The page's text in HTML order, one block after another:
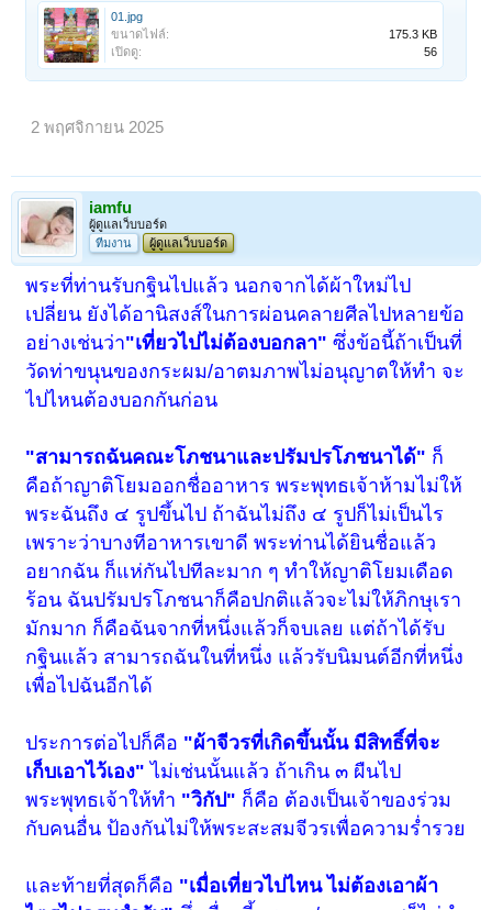
01.jpg
ขนาดไฟล์:
175.3 KB
เปิดดู:
56
2 พฤศจิกายน 2025
iamfu
ผู้ดูแลเว็บบอร์ด
ทีมงาน
ผู้ดูแลเว็บบอร์ด
พระที่ท่านรับกฐินไปแล้ว นอกจากได้ผ้าใหม่ไป
เปลี่ยน ยังได้อานิสงส์ในการผ่อนคลายศีลไปหลายข้อ
อย่างเช่นว่า"เที่ยวไปไม่ต้องบอกลา" ซึ่งข้อนี้ถ้าเป็นที่
วัดท่าขนุนของกระผม/อาตมภาพไม่อนุญาตให้ทำ จะ
ไปไหนต้องบอกกันก่อน
"สามารถฉันคณะโภชนาและปรัมปรโภชนาได้" ก็
คือถ้าญาติโยมออกชื่ออาหาร พระพุทธเจ้าห้ามไม่ให้
พระฉันถึง ๔ รูปขึ้นไป ถ้าฉันไม่ถึง ๔ รูปก็ไม่เป็นไร
เพราะว่าบางทีอาหารเขาดี พระท่านได้ยินชื่อแล้ว
อยากฉัน ก็แห่กันไปทีละมาก ๆ ทำให้ญาติโยมเดือด
ร้อน ฉันปรัมปรโภชนาก็คือปกติแล้วจะไม่ให้ภิกษุเรา
มักมาก ก็คือฉันจากที่หนึ่งแล้วก็จบเลย แต่ถ้าได้รับ
กฐินแล้ว สามารถฉันในที่หนึ่ง แล้วรับนิมนต์อีกที่หนึ่ง
เพื่อไปฉันอีกได้
ประการต่อไปก็คือ "ผ้าจีวรที่เกิดขึ้นนั้น มีสิทธิ์ที่จะ
เก็บเอาไว้เอง" ไม่เช่นนั้นแล้ว ถ้าเกิน ๓ ผืนไป
พระพุทธเจ้าให้ทำ "วิกัป" ก็คือ ต้องเป็นเจ้าของร่วม
กับคนอื่น ป้องกันไม่ให้พระสะสมจีวรเพื่อความร่ำรวย
และท้ายที่สุดก็คือ "เมื่อเที่ยวไปไหน ไม่ต้องเอาผ้า